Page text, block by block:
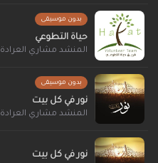
بدون موسيقى
حياة التطوعي
المنشد مشاري العرادة
بدون موسيقى
نور في كل بيت
المنشد مشاري العرادة
نور في كل بيت